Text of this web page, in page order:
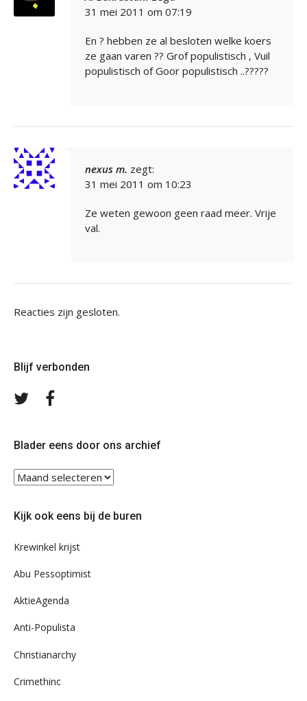
31 mei 2011 om 07:19
En ? hebben ze al besloten welke koers
ze gaan varen ?? Grof populistisch , Vuil
populistisch of Goor populistisch ..?????
nexus m. zegt:
31 mei 2011 om 10:23
Ze weten gewoon geen raad meer. Vrije
val.
Reacties zijn gesloten.
Blijf verbonden
Volg
Blader eens door ons archief
Blader
eens
ons
Kijk ook eens bij de buren
Krewinkel krijst
Abu Pessoptimist
AktieAgenda
Anti-Populista
Christianarchy
Crimethinc